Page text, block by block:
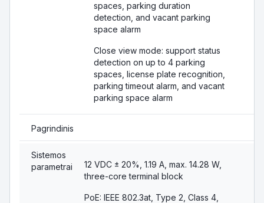
spaces, parking duration
detection, and vacant parking
space alarm
Close view mode: support status
detection on up to 4 parking
spaces, license plate recognition,
parking timeout alarm, and vacant
parking space alarm
Pagrindinis
Sistemos
parametrai
12 VDC ± 20%, 1.19 A, max. 14.28 W,
three-core terminal block
PoE: IEEE 802.3at, Type 2, Class 4,